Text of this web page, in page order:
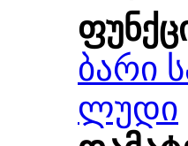
ბარი
ლუდი